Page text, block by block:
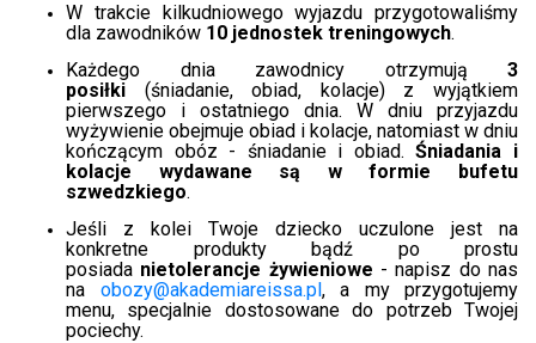
W trakcie kilkudniowego wyjazdu przygotowaliśmy
dla zawodników 10 jednostek treningowych.
Każdego dnia zawodnicy otrzymują 3
posiłki (śniadanie, obiad, kolacje) z wyjątkiem
pierwszego i ostatniego dnia. W dniu przyjazdu
wyżywienie obejmuje obiad i kolacje, natomiast w dniu
kończącym obóz - śniadanie i obiad.Śniadania i
kolacje wydawane są w formie bufetu
szwedzkiego.
Jeśli z kolei Twoje dziecko uczulone jest na
konkretne produkty bądź po prostu
posiada nietolerancje żywieniowe - napisz do nas
na obozy@akademiareissa.pl, a my przygotujemy
menu, specjalnie dostosowane do potrzeb Twojej
pociechy.